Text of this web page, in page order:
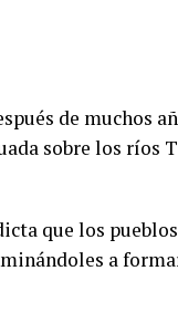
de muchos
sobre los ríos
que los
a